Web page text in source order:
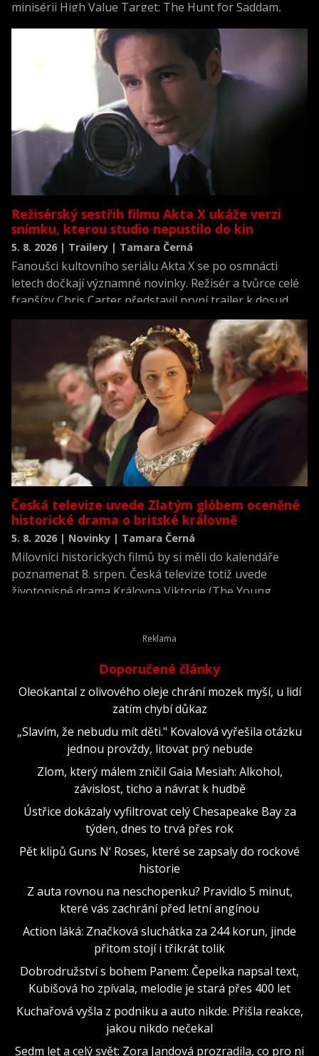
minisérii High Value Target: The Hunt for Saddam,
novodobých dějin.
Režisérský sestřih filmu Akta X ukáže verzi
snímku, kterou studio nepustilo do kin
5. 8. 2026 | Trailery | Tamara Černá
Fanoušci kultovního seriálu Akta X se po osmnácti
letech dočkají významné novinky. Režisér a tvůrce celé
franšízy Chris Carter představil první trailer k dosud
neviděné režisérské verzi filmu Akta X: Chci uvěřit.
Česká televize uvede Zlatým glóbem oceněné
historické drama o britské královně
5. 8. 2026 | Novinky | Tamara Černá
Milovníci historických filmů by si měli do kalendáře
poznamenat 8. srpen. Česká televize totiž uvede
životopisné drama Královna Viktorie (The Young
Doporučené články
Oleokantal z olivového oleje chrání mozek myší, u lidí
zatím chybí důkaz
„Slavím, že nebudu mít děti." Kovalová vyřešila otázku
jednou provždy, litovat prý nebude
Zlom, který málem zničil Gaia Mesiah: Alkohol,
závislost, ticho a návrat k hudbě
Ústřice dokázaly vyfiltrovat celý Chesapeake Bay za
týden, dnes to trvá přes rok
Pět klipů Guns N‘ Roses, které se zapsaly do rockové
historie
Z auta rovnou na neschopenku? Pravidlo 5 minut,
které vás zachrání před letní angínou
Action láká: Značková sluchátka za 244 korun, jinde
přitom stojí i třikrát tolik
Dobrodružství s bohem Panem: Čepelka napsal text,
Kubišová ho zpívala, melodie je stará přes 400 let
Kuchařová vyšla z podniku a auto nikde. Přišla reakce,
jakou nikdo nečekal
Sedm let a celý svět: Zora Jandová prozradila, co pro ni